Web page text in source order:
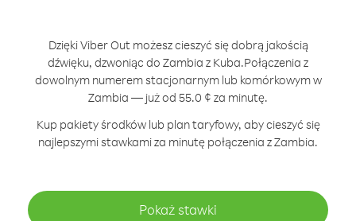
Dzięki Viber Out możesz cieszyć się dobrą jakością
dźwięku, dzwoniąc do Zambia z Kuba.Połączenia z
dowolnym numerem stacjonarnym lub komórkowym w
Zambia — już od 55.0 ¢ za minutę.
Kup pakiety środków lub plan taryfowy, aby cieszyć się
najlepszymi stawkami za minutę połączenia z Zambia.
Pokaż stawki